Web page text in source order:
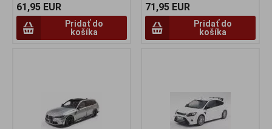
61,95 EUR
Pridať do
košíka
71,95 EUR
Pridať do
košíka